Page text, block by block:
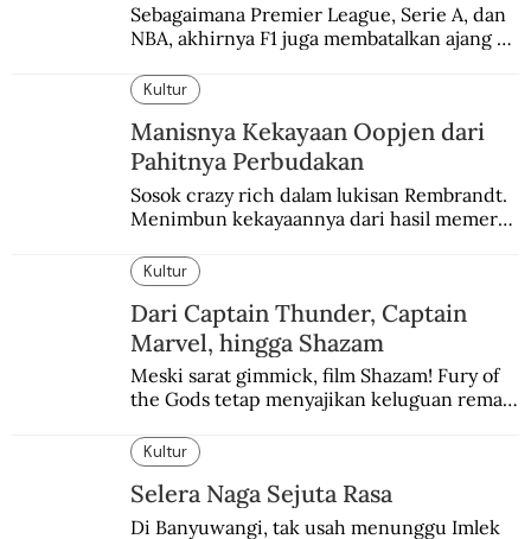
Sebagaimana Premier League, Serie A, dan
NBA, akhirnya F1 juga membatalkan ajang
enam dekade lampau.
Kultur
Manisnya Kekayaan Oopjen dari
Pahitnya Perbudakan
Sosok crazy rich dalam lukisan Rembrandt.
Menimbun kekayaannya dari hasil memeras
Kultur
Dari Captain Thunder, Captain
Marvel, hingga Shazam
Meski sarat gimmick, film Shazam! Fury of
the Gods tetap menyajikan keluguan remaja
Yunani.
Kultur
Selera Naga Sejuta Rasa
Di Banyuwangi, tak usah menunggu Imlek